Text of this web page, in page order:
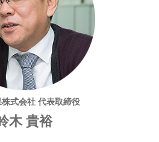
式会社 代表取締役
木 貴裕